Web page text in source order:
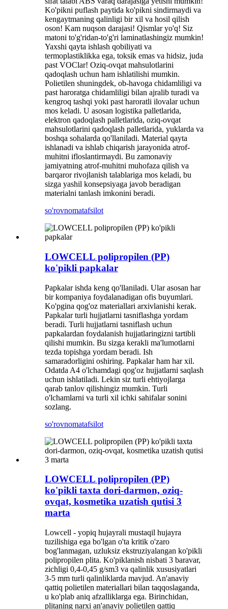
Ko'pikni puflash paytida ko'pikni sindirmaydi va
kengaytmaning qalinligi bir xil va hosil qilish
oson! Kam nuqson darajasi! Qismlar yo'q! Siz
matoni to'g'ridan-to'g'ri laminatlashingiz mumkin!
Yaxshi qayta ishlash qobiliyati va
termoplastiklikka ega, toksik emas va hidsiz, juda
past VOClar! Oziq-ovqat mahsulotlarini
qadoqlash uchun ham ishlatilishi mumkin.
Polietilen shuningdek, ob-havoga chidamliligi va
past haroratga chidamliligi bilan ajralib turadi va
kengroq tashqi yoki past haroratli ilovalar uchun
mos keladi. U asosan logistika palletlarida,
elektron qadoqlash palletlarida, oziq-ovqat
mahsulotlarini qadoqlash palletlarida, yuklarda va
boshqa sohalarda qo'llaniladi. Material qayta
ishlanadi va ishlab chiqarish jarayonida atrof-
muhitni ifloslantirmaydi. Bu zamonaviy
jamiyatning atrof-muhitni muhofaza qilish va
barqaror rivojlanish talablariga mos keladi, bu
sizga yashil konsepsiyaga javob beradigan
materialni tanlash imkonini beradi.
so'rovnomatafsilot
LOWCELL polipropilen (PP)
ko'pikli papkalar
Papkalar ishda keng qo'llaniladi. Ular asosan har
bir kompaniya foydalanadigan ofis buyumlari.
Ko'pgina qog'oz materiallari arxivlanishi kerak.
Papkalar turli hujjatlarni tasniflashga yordam
beradi. Turli hujjatlarni tasniflash uchun
papkalardan foydalanish hujjatlaringizni tartibli
qilishi mumkin. Bu sizga kerakli ma'lumotlarni
tezda topishga yordam beradi. Ish
samaradorligini oshiring. Papkalar ham har xil.
Odatda A4 o'lchamdagi qog'oz hujjatlarni saqlash
uchun ishlatiladi. Lekin siz turli ehtiyojlarga
qarab tanlov qilishingiz mumkin. Turli
o'lchamlarni va turli xil ichki sahifalar sonini
sozlang.
so'rovnomatafsilot
LOWCELL polipropilen (PP)
ko'pikli taxta dori-darmon, oziq-
ovqat, kosmetika uzatish qutisi 3
marta
Lowcell - yopiq hujayrali mustaqil hujayra
tuzilishiga ega bo'lgan o'ta kritik o'zaro
bog'lanmagan, uzluksiz ekstruziyalangan ko'pikli
polipropilen plita. Ko'piklanish nisbati 3 baravar,
zichligi 0,4-0,45 g/sm3 va qalinlik xususiyatlari
3-5 mm turli qalinliklarda mavjud. An'anaviy
qattiq polietilen materiallari bilan taqqoslaganda,
u ko'plab aniq afzalliklarga ega. Birinchidan,
plitaning narxi an'anaviy polietilen qattiq